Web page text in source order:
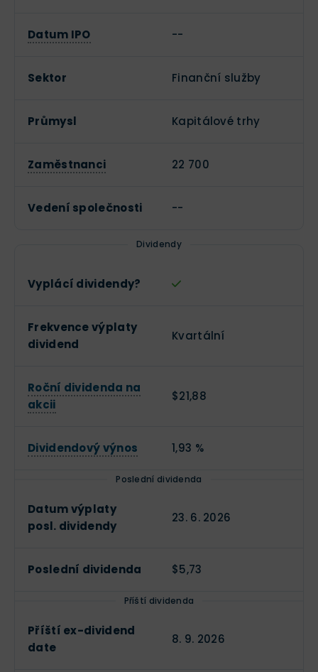
Datum IPO --
Sektor Finanční služby
Průmysl Kapitálové trhy
Zaměstnanci 22 700
Vedení společnosti --
Dividendy
Vyplácí dividendy?
Frekvence výplaty
dividend
Kvartální
Roční dividenda na
akcii
$21,88
Dividendový výnos 1,93 %
Poslední dividenda
Datum výplaty
posl. dividendy
23. 6. 2026
Poslední dividenda $5,73
Příští dividenda
Příští ex-dividend
date
8. 9. 2026